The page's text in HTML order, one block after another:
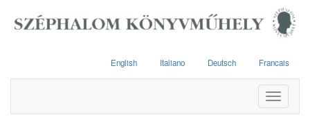
English Italiano Deutsch Francais
Toggle